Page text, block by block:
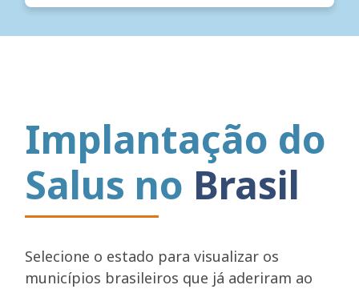
Implantação do
Salus no Brasil
Selecione o estado para visualizar os
municípios brasileiros que já aderiram ao